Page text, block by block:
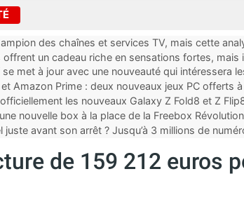
des chaînes et services TV, mais cette
offrent un cadeau riche en sensations fortes, mais
se met à jour avec une nouveauté qui intéressera
...
Amazon Prime : deux nouveaux jeux PC offerts
les nouveaux Galaxy Z Fold8 et Z
cadeaux
nouvelle box à la place de la Freebox
juste avant son arrêt ? Jusqu’à 3 millions de
de 159 212 euros